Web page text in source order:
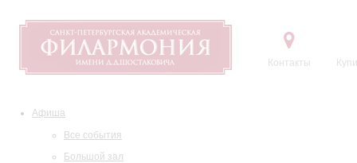
Контакты
Афиша
Все события
Большой зал